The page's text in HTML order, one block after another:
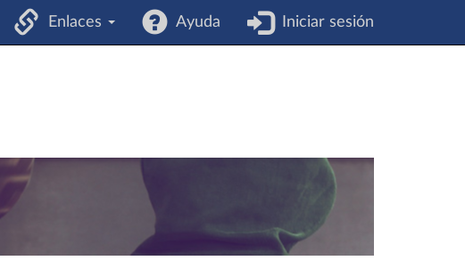
Enlaces Ayuda Iniciar sesión